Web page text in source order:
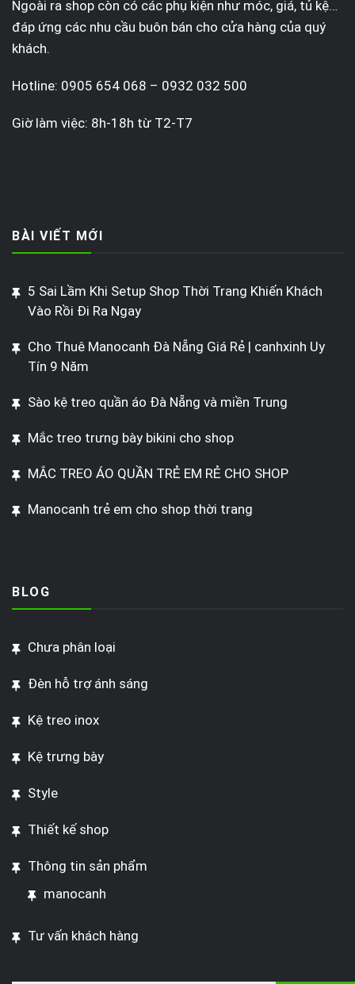
Ngoài ra shop còn có các phụ kiện như móc, giá, tủ kệ…
đáp ứng các nhu cầu buôn bán cho cửa hàng của quý
khách.
Hotline: 0905 654 068 – 0932 032 500
Giờ làm việc: 8h-18h từ T2-T7
BÀI VIẾT MỚI
5 Sai Lầm Khi Setup Shop Thời Trang Khiến Khách
Vào Rồi Đi Ra Ngay
Cho Thuê Manocanh Đà Nẵng Giá Rẻ | canhxinh Uy
Tín 9 Năm
Sào kệ treo quần áo Đà Nẵng và miền Trung
Mắc treo trưng bày bikini cho shop
MẮC TREO ÁO QUẦN TRẺ EM RẺ CHO SHOP
Manocanh trẻ em cho shop thời trang
BLOG
Chưa phân loại
Đèn hỗ trợ ánh sáng
Kệ treo inox
Kệ trưng bày
Style
Thiết kế shop
Thông tin sản phẩm
manocanh
Tư vấn khách hàng